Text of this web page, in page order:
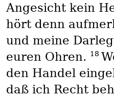
Angesicht kein
hört denn
und meine
euren Ohren. 18
den Handel
daß ich Recht